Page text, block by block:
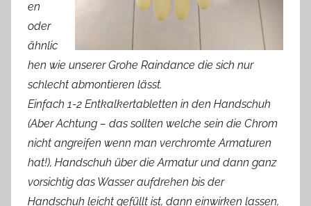
en
oder
ähnlic
hen wie unserer Grohe Raindance die sich nur
schlecht abmontieren lässt.
Einfach 1-2 Entkalkertabletten in den Handschuh
(Aber Achtung – das sollten welche sein die Chrom
nicht angreifen wenn man verchromte Armaturen
hat!), Handschuh über die Armatur und dann ganz
vorsichtig das Wasser aufdrehen bis der
Handschuh leicht gefüllt ist, dann einwirken lassen,